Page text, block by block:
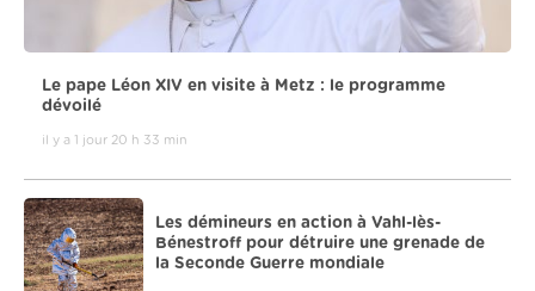
Le pape Léon XIV en visite à Metz : le programme
dévoilé
il y a 1 jour 20 h 33 min
Les démineurs en action à Vahl-lès-
Bénestroff pour détruire une grenade de
la Seconde Guerre mondiale